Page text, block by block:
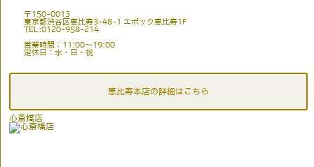
〒150-0013
東京都渋谷区恵比寿3-48-1 エポック恵比寿1F
TEL:0120-958-214
営業時間：11:00〜19:00
定休日：水・日・祝
恵比寿本店の詳細はこちら
心斎橋店